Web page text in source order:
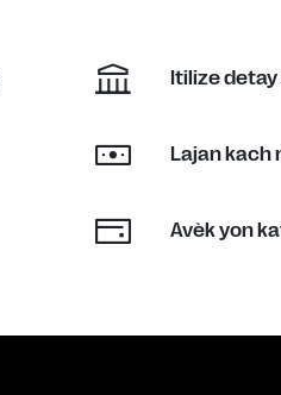
Itilize
Lajan kach
Avèk yon